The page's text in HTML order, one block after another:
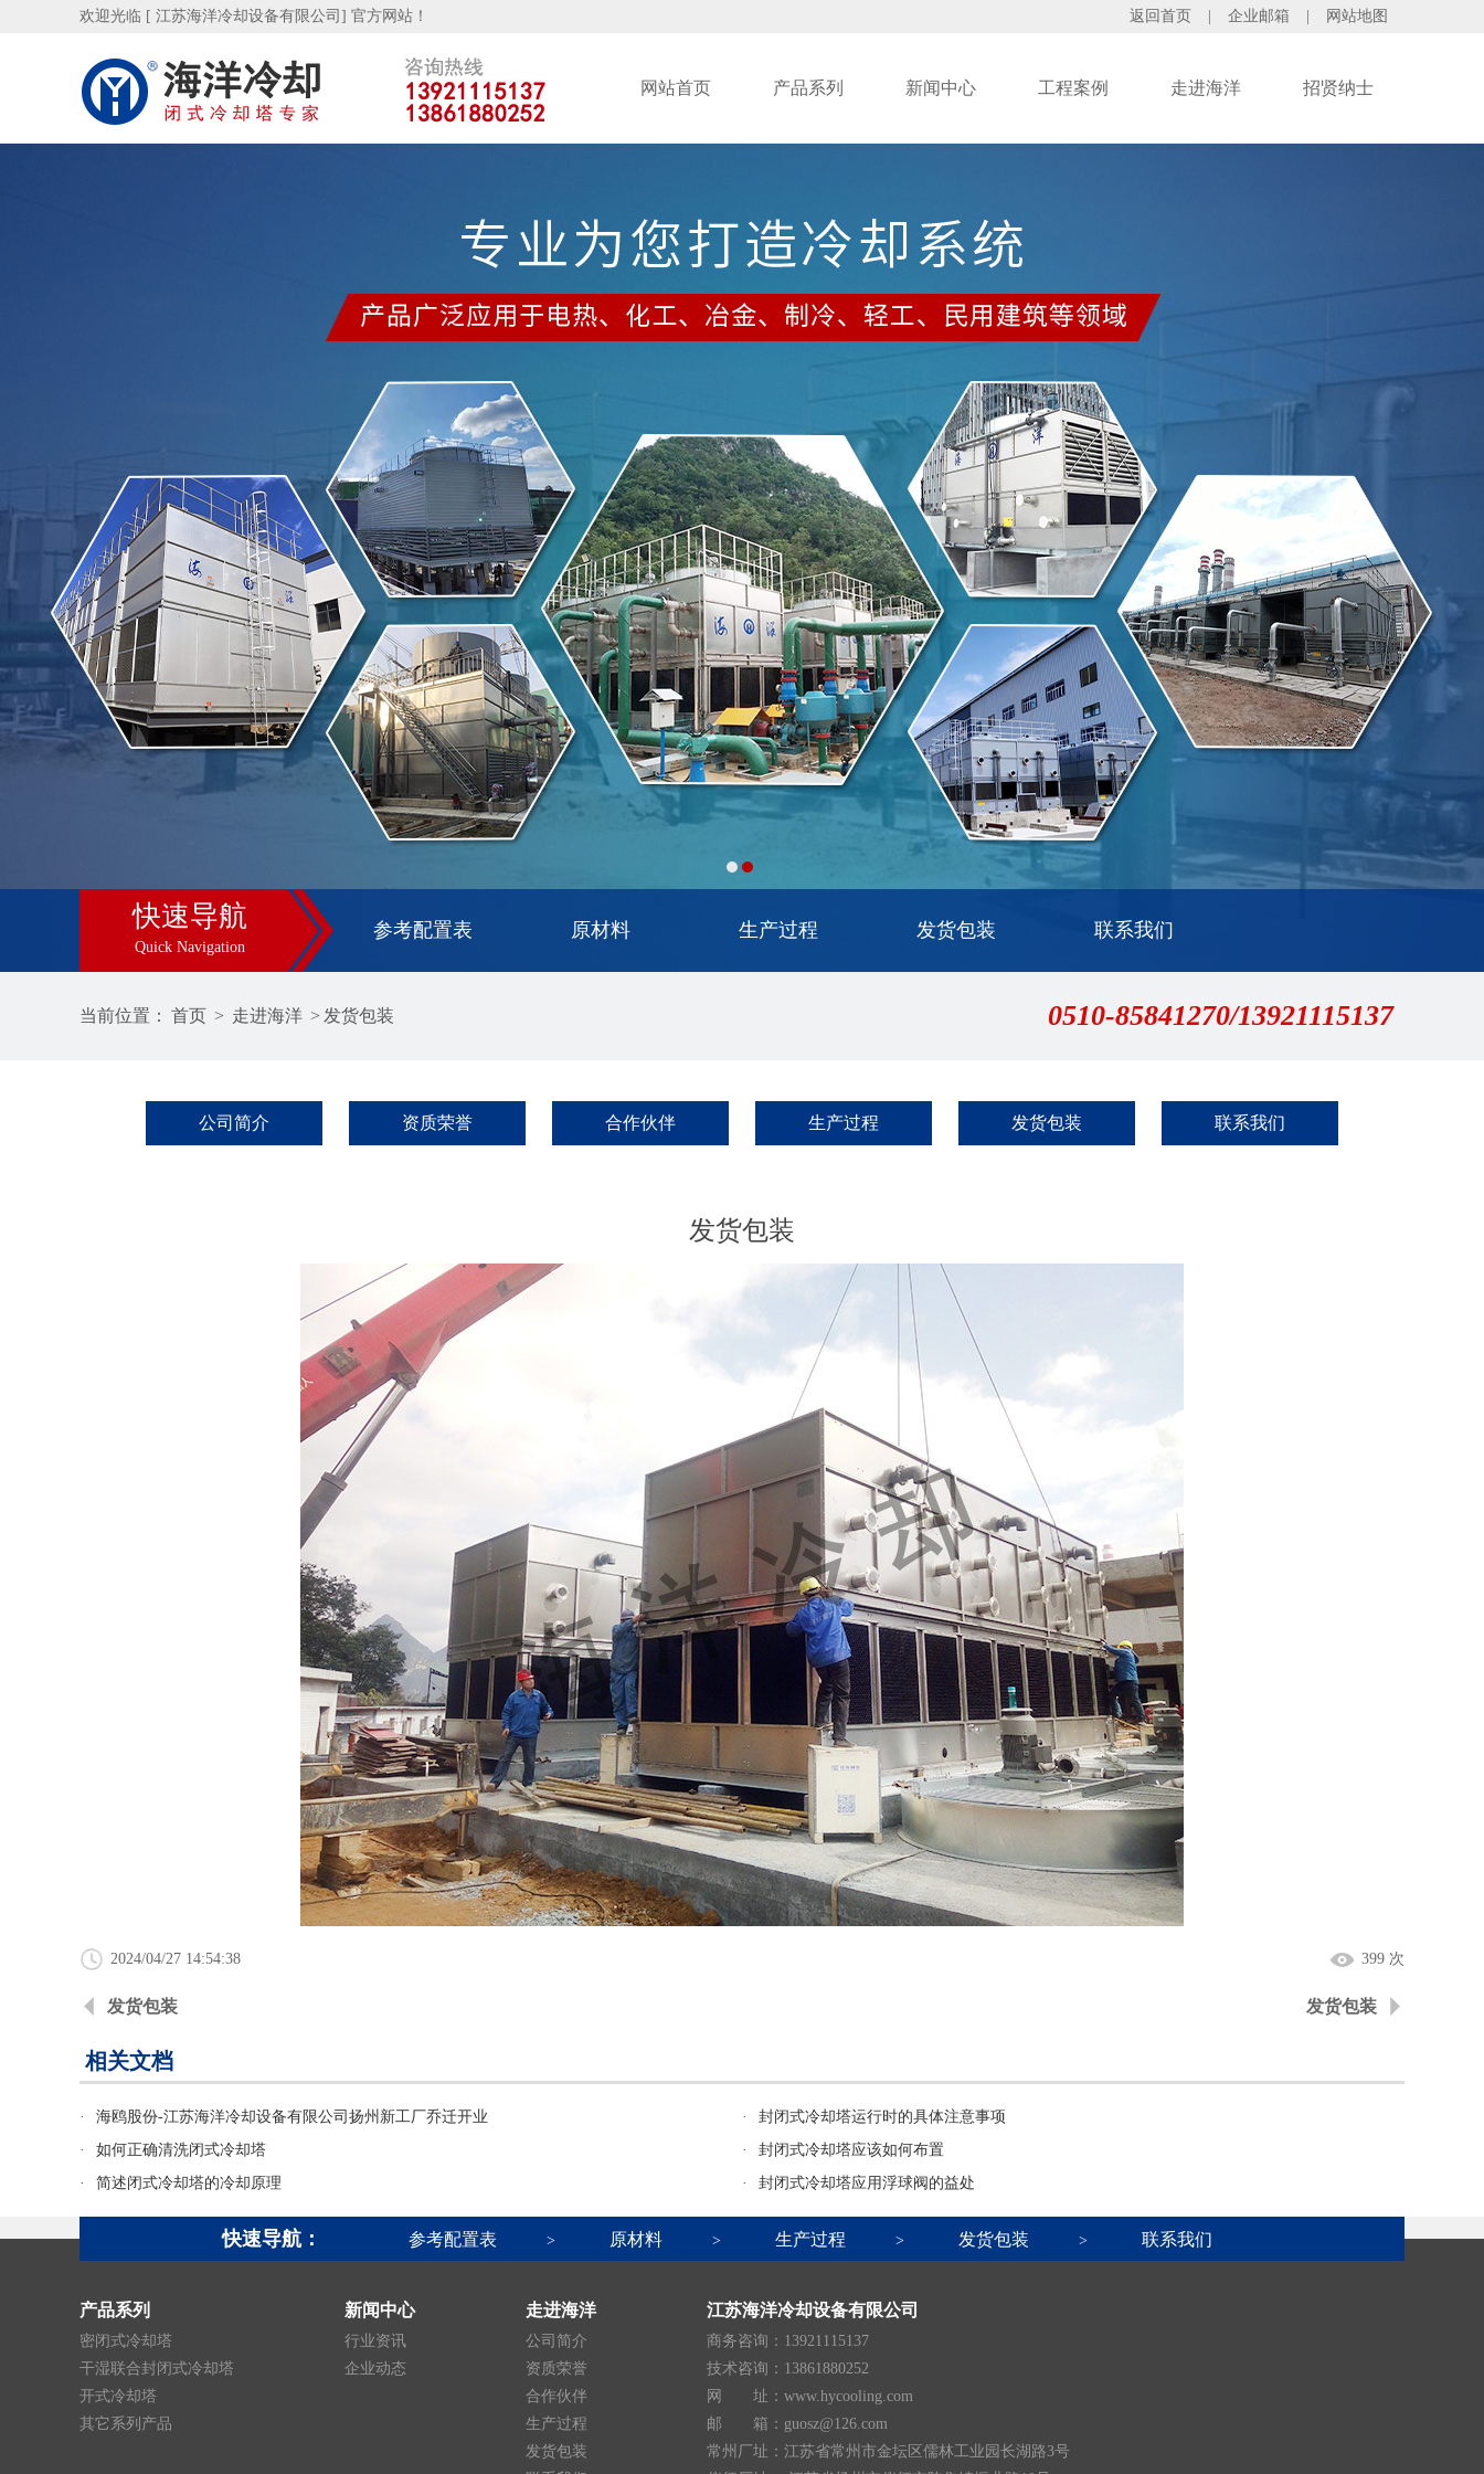
欢迎光临 [ 江苏海洋冷却设备有限公司] 官方网站！ 返回首页 企业邮箱 网站地图
网站首页 产品系列 新闻中心 工程案例 走进海洋 招贤纳士
快速导航
Quick Navigation
参考配置表 原材料 生产过程 发货包装 联系我们
0510-85841270/13921115137
当前位置： 首页 > 走进海洋 > 发货包装
公司简介 资质荣誉 合作伙伴 生产过程 发货包装 联系我们
发货包装
2024/04/27 14:54:38 399 次
发货包装 发货包装
相关文档
· 海鸥股份-江苏海洋冷却设备有限公司扬州新工厂乔迁开业 ·
封闭式冷却塔运行时的具体注意事项
·
如何正确清洗闭式冷却塔 ·
封闭式冷却塔应该如何布置
·
简述闭式冷却塔的冷却原理 · 封闭式冷却塔应用浮球阀的益处
快速导航： 参考配置表 > 原材料 > 生产过程 > 发货包装 > 联系我们
产品系列
密闭式冷却塔
干湿联合封闭式冷却塔
开式冷却塔
其它系列产品
新闻中心
行业资讯
企业动态
走进海洋
公司简介
资质荣誉
合作伙伴
生产过程
发货包装
江苏海洋冷却设备有限公司
商务咨询：13921115137
技术咨询：13861880252
网 址：www.hycooling.com
邮 箱：guosz@126.com
常州厂址：江苏省常州市金坛区儒林工业园长湖路3号